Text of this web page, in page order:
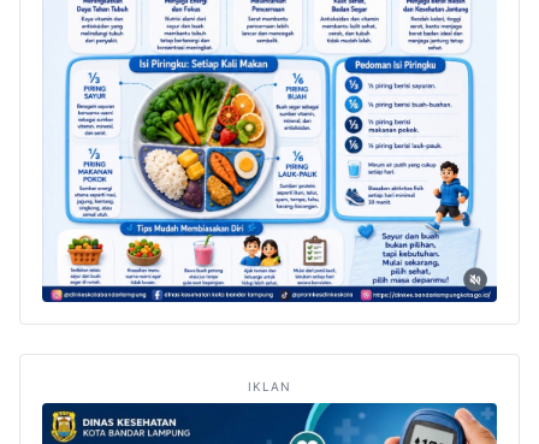
IKLAN